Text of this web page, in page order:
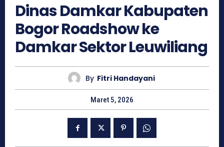
Dinas Damkar Kabupaten
Bogor Roadshow ke
Damkar Sektor Leuwiliang
By Fitri Handayani
Maret 5, 2026